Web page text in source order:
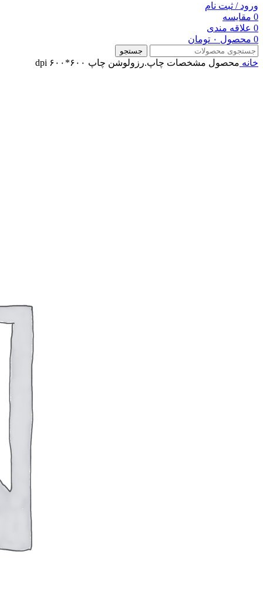
ورود / ثبت نام
0 مقایسه
0 علاقه مندی
0 محصول ۰ تومان
جستجو
خانه محصول مشخصات چاپ.رزولوشن چاپ ۶۰۰*۶۰۰ dpi